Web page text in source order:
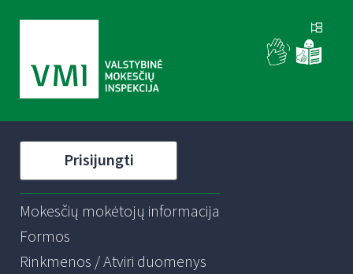
Prisijungti
Mokesčių mokėtojų informacija
Formos
Rinkmenos / Atviri duomenys